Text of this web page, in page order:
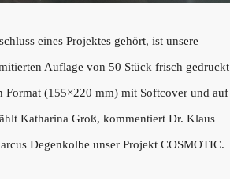
eines Projektes gehört, ist unsere
Auflage von 50 Stück frisch gedruckt
Format (155×220 mm) mit Softcover und auf
Katharina Groß, kommentiert Dr. Klaus
Degenkolbe unser Projekt COSMOTIC.